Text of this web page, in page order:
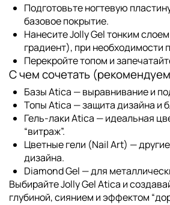
Подготовьте ногтевую
базовое покрытие.
Нанесите Jolly Gel тонким
градиент), при необходимости
Перекройте топом и
С чем сочетать
Базы Atica — выравнивание и
Топы Atica — защита дизайна и
Гель-лаки Atica — идеальная
“витраж”.
Цветные гели (Nail Art) —
дизайна.
Diamond Gel — для
Выбирайте Jolly Gel Atica и
глубиной, сиянием и эффектом